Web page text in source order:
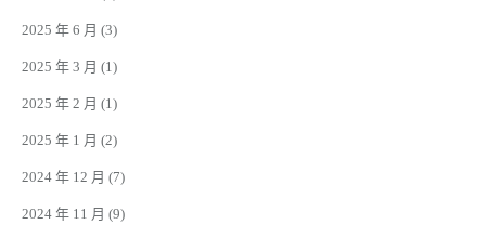
2025 年 6 月 (3)
2025 年 3 月 (1)
2025 年 2 月 (1)
2025 年 1 月 (2)
2024 年 12 月 (7)
2024 年 11 月 (9)